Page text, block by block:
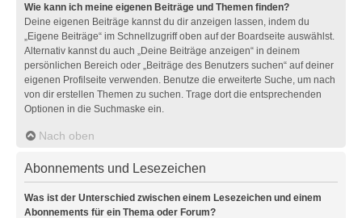
Wie kann ich meine eigenen Beiträge und Themen finden?
Deine eigenen Beiträge kannst du dir anzeigen lassen, indem du
„Eigene Beiträge“ im Schnellzugriff oben auf der Boardseite auswählst.
Alternativ kannst du auch „Deine Beiträge anzeigen“ in deinem
persönlichen Bereich oder „Beiträge des Benutzers suchen“ auf deiner
eigenen Profilseite verwenden. Benutze die erweiterte Suche, um nach
von dir erstellen Themen zu suchen. Trage dort die entsprechenden
Optionen in die Suchmaske ein.
Nach oben
Abonnements und Lesezeichen
Was ist der Unterschied zwischen einem Lesezeichen und einem
Abonnements für ein Thema oder Forum?